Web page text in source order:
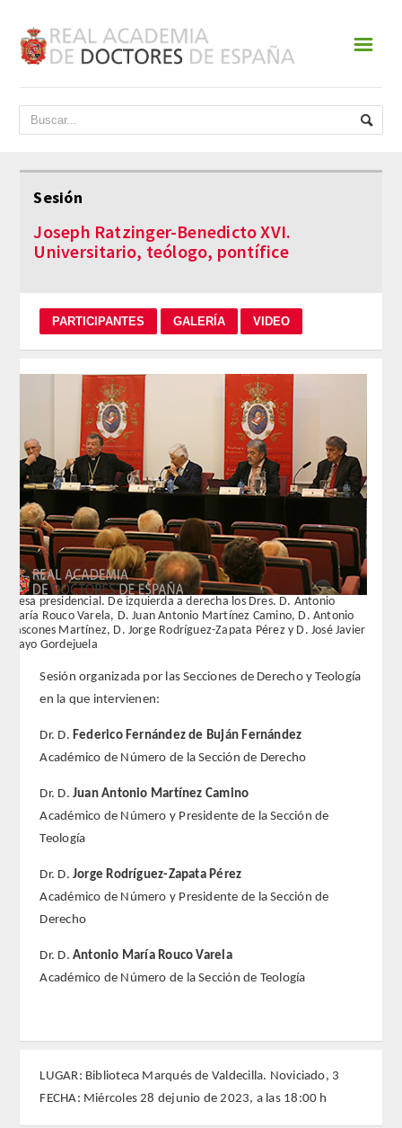
ACADEMIA
DATOS HISTÓRICOS
PRESIDENTES
JUNTA DE GOBIERNO
NORMATIVA
ESTATUTOS
REGLAMENTO
FUNDACIÓN LIBERADE
ACADÉMICOS
SECCIONES
TEOLOGÍA
MEDICINA
CIENCIAS EXPERIMENTALES
FARMACIA
CIENCIAS POLíTICAS Y DE LA ECONOMíA
ARQUITECTURA Y BELLAS ARTES
NUMERO
☰
Sesión
Joseph Ratzinger-Benedicto XVI.
Universitario, teólogo, pontífice
Mesa presidencial. De izquierda a derecha los Dres. D. Antonio
María Rouco Varela, D. Juan Antonio Martínez Camino, D. Antonio
Bascones Martínez, D. Jorge Rodríguez-Zapata Pérez y D. José Javier
Etayo Gordejuela
Sesión organizada por las Secciones de Derecho y Teología
en la que intervienen:
Dr. D. Federico Fernández de Buján Fernández
Académico de Número de la Sección de Derecho
Dr. D. Juan Antonio Martínez Camino
Académico de Número y Presidente de la Sección de
Teología
Dr. D. Jorge Rodríguez-Zapata Pérez
Académico de Número y Presidente de la Sección de
Derecho
Dr. D. Antonio María Rouco Varela
Académico de Número de la Sección de Teología
LUGAR: Biblioteca Marqués de Valdecilla. Noviciado, 3
FECHA: Miércoles 28 dejunio de 2023, a las 18:00 h